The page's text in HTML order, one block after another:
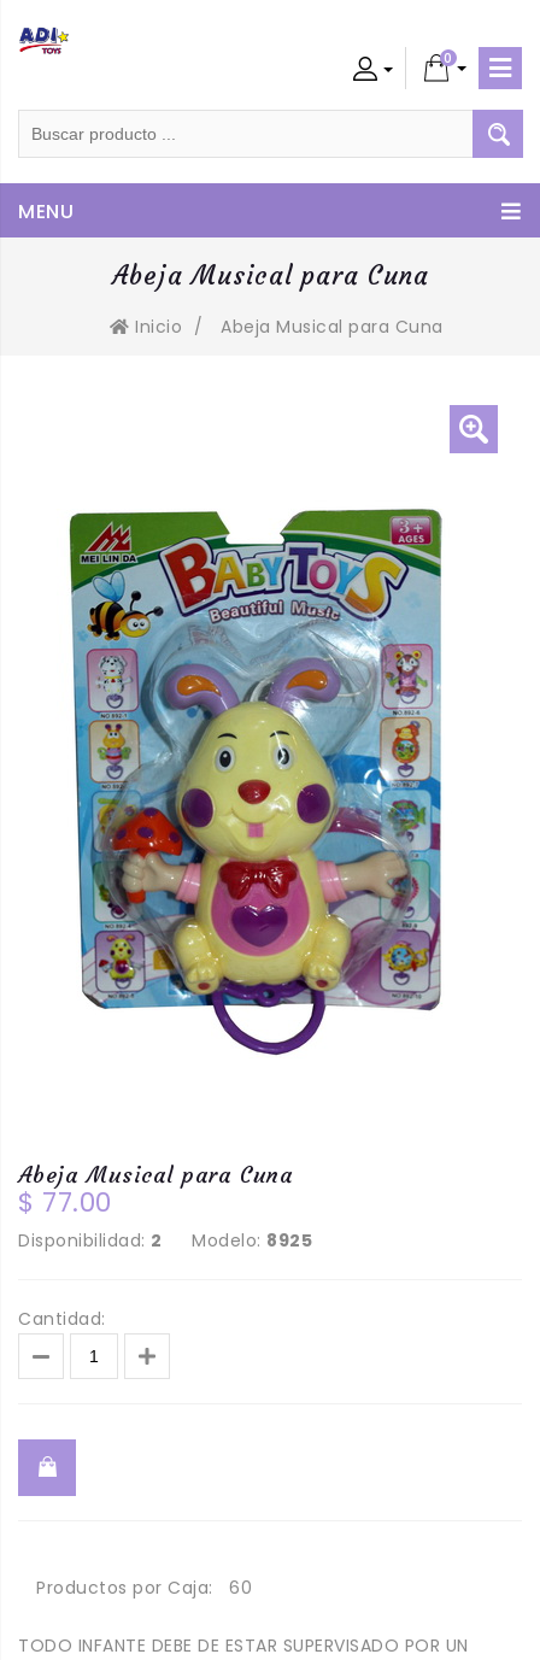
Admin
0
MENU
Abeja Musical para Cuna
Inicio / Abeja Musical para Cuna
Abeja Musical para Cuna
$ 77.00
Disponibilidad: 2 Modelo: 8925
Cantidad:
Productos por Caja: 60
TODO INFANTE DEBE DE ESTAR SUPERVISADO POR UN